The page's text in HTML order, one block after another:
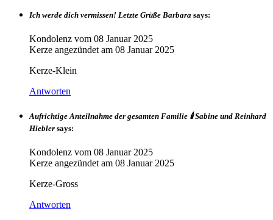
Ich werde dich vermissen! Letzte Grüße Barbara says:
Kondolenz vom 08 Januar 2025
Kerze angezündet am 08 Januar 2025
Kerze-Klein
Antworten
Aufrichtige Anteilnahme der gesamten Familie 🕯️ Sabine und Reinhard
Hiebler says:
Kondolenz vom 08 Januar 2025
Kerze angezündet am 08 Januar 2025
Kerze-Gross
Antworten